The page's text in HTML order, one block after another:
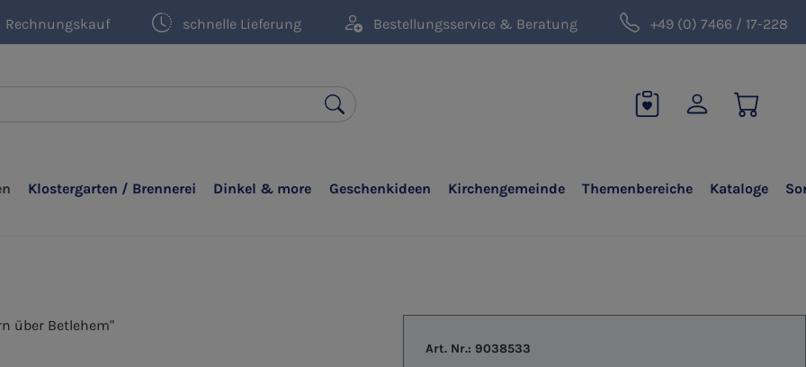
Rechnungskauf schnelle Lieferung Bestellungsservice & Beratung +49 (0) 7466 / 17-228
Klostergarten / Brennerei Dinkel & more Geschenkideen Kirchengemeinde Themenbereiche Kataloge
Art. Nr.: 9038533